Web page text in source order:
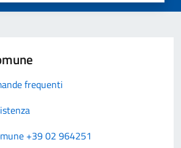
frequenti
+39 02 964251